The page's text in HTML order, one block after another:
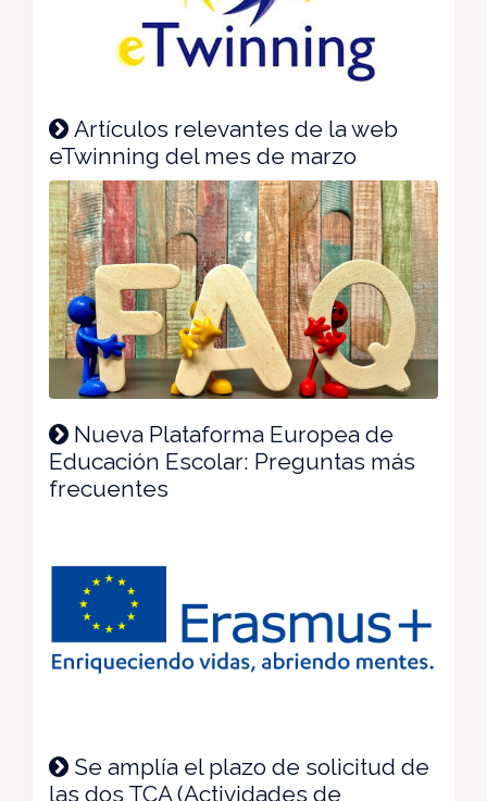
Artículos relevantes de la web
eTwinning del mes de marzo
Nueva Plataforma Europea de
Educación Escolar: Preguntas más
frecuentes
Se amplía el plazo de solicitud de
las dos TCA (Actividades de